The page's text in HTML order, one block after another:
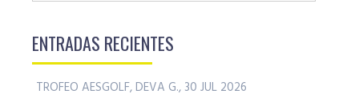
ENTRADAS RECIENTES
TROFEO AESGOLF, DEVA G., 30 JUL 2026